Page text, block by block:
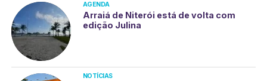
AGENDA
Arraiá de Niterói está de volta com
edição Julina
NOTÍCIAS